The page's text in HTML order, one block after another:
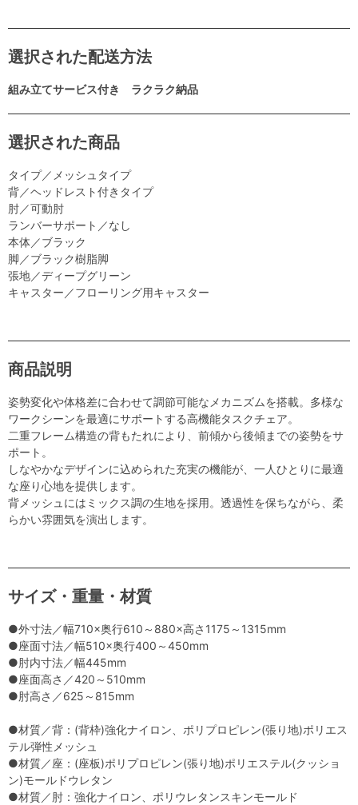
選択された配送方法
組み立てサービス付き ラクラク納品
選択された商品
タイプ／メッシュタイプ
背／ヘッドレスト付きタイプ
肘／可動肘
ランバーサポート／なし
本体／ブラック
脚／ブラック樹脂脚
張地／ディープグリーン
キャスター／フローリング用キャスター
商品説明
姿勢変化や体格差に合わせて調節可能なメカニズムを搭載。多様な
ワークシーンを最適にサポートする高機能タスクチェア。
二重フレーム構造の背もたれにより、前傾から後傾までの姿勢をサ
ポート。
しなやかなデザインに込められた充実の機能が、一人ひとりに最適
な座り心地を提供します。
背メッシュにはミックス調の生地を採用。透過性を保ちながら、柔
らかい雰囲気を演出します。
サイズ・重量・材質
●外寸法／幅710×奥行610～880×高さ1175～1315mm
●座面寸法／幅510×奥行400～450mm
●肘内寸法／幅445mm
●座面高さ／420～510mm
●肘高さ／625～815mm
●材質／背：(背枠)強化ナイロン、ポリプロピレン(張り地)ポリエス
テル弾性メッシュ
●材質／座：(座板)ポリプロピレン(張り地)ポリエステル(クッショ
ン)モールドウレタン
●材質／肘：強化ナイロン、ポリウレタンスキンモールド